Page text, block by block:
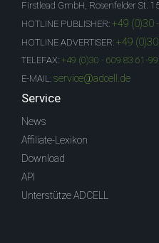
Firstlead GmbH, Rosenfelder St.
HOTLINE PUBLISHER: +49 (0)30
HOTLINE ADVERTISER: +49
TELEFAX: +49 (0)30 - 609 83 61-99
E-MAIL: service@adcell.de
Service
News
Affiliate-Lexikon
Download
API
Unterstütze ADCELL